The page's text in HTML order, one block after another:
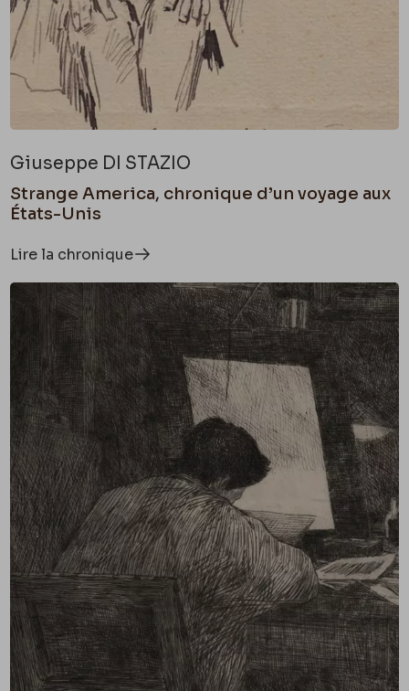
Giuseppe DI STAZIO
Strange America, chronique d’un voyage aux
États-Unis
Lire la chronique